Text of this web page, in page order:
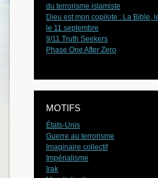
du terrorisme islamiste
Dieu est mon copilote : La Bible,
le 11 septembre
9/11 Truth Seekers
Phase One After Zero
MOTIFS
États-Unis
Guerre au terrorisme
Imaginaire collectif
Impérialisme
Irak